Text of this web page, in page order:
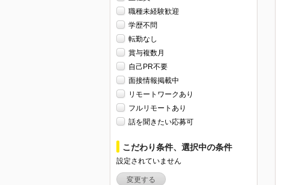
職種未経験歓迎
学歴不問
転勤なし
賞与複数月
自己PR不要
面接情報掲載中
リモートワークあり
フルリモートあり
話を聞きたい応募可
こだわり条件、選択中の条件
設定されていません
変更する